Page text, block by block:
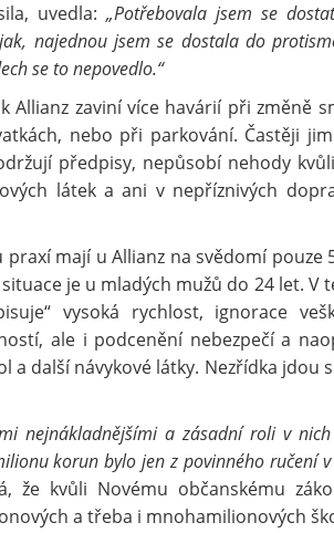
uvedla: „Potřebovala jsem se
najednou jsem se dostala do
se to nepovedlo.“
Allianz zaviní více havárií při změně
nebo při parkování. Častěji
předpisy, nepůsobí nehody
látek a ani v nepříznivých
mají u Allianz na svědomí pouze
je u mladých mužů do 24 let. V
vysoká rychlost, ignorace
ale i podcenění nebezpečí a
a další návykové látky. Nezřídka
nejnákladnějšími a zásadní roli v
korun bylo jen z povinného ručení
že kvůli Novému občanskému
a třeba i mnohamilionových